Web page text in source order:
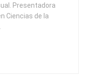
Presentadora
Ciencias de la